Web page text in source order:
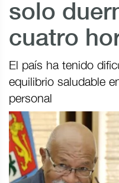
solo
cuatro
El país ha tenido
equilibrio saludable
personal